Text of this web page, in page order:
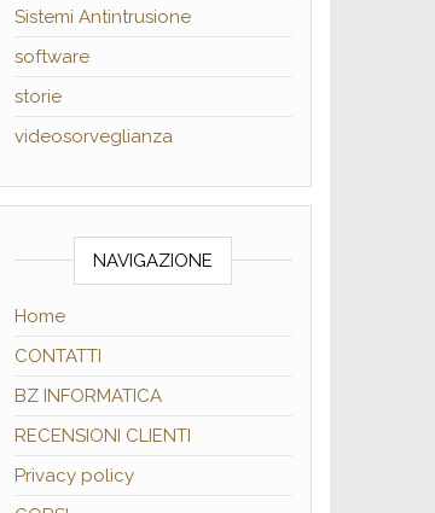
Sistemi Antintrusione
software
storie
videosorveglianza
NAVIGAZIONE
Home
CONTATTI
BZ INFORMATICA
RECENSIONI CLIENTI
Privacy policy